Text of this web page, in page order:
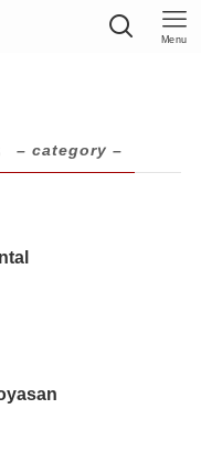
Menu
– category –